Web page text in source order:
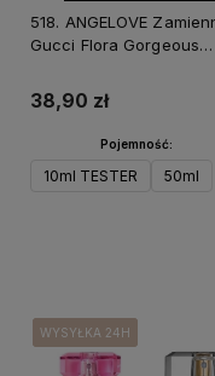
518. ANGELOVE
Gucci Flora Gorgeous
38,90 zł
Pojemność:
10ml TESTER 50ml
WYSYŁKA 24H
WYSYŁKA 24H
WYSYŁKA 24H
WYSYŁKA 24H